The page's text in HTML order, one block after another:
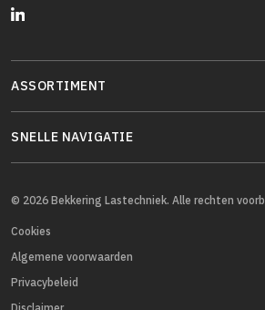
ASSORTIMENT
SNELLE NAVIGATIE
© 2026 Bekkering Lastechniek. Alle rechten
Cookies
Algemene voorwaarden
Privacybeleid